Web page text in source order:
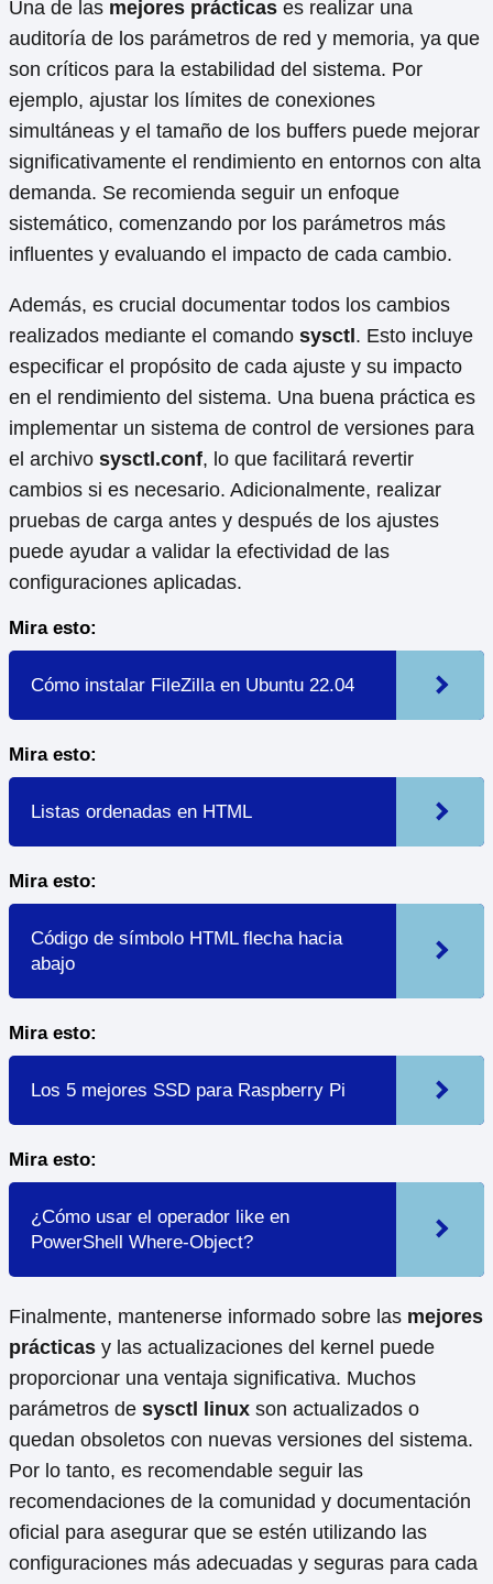
Una de las mejores prácticas es realizar una
auditoría de los parámetros de red y memoria, ya que
son críticos para la estabilidad del sistema. Por
ejemplo, ajustar los límites de conexiones
simultáneas y el tamaño de los buffers puede mejorar
significativamente el rendimiento en entornos con alta
demanda. Se recomienda seguir un enfoque
sistemático, comenzando por los parámetros más
influentes y evaluando el impacto de cada cambio.
Además, es crucial documentar todos los cambios
realizados mediante el comando sysctl. Esto incluye
especificar el propósito de cada ajuste y su impacto
en el rendimiento del sistema. Una buena práctica es
implementar un sistema de control de versiones para
el archivo sysctl.conf, lo que facilitará revertir
cambios si es necesario. Adicionalmente, realizar
pruebas de carga antes y después de los ajustes
puede ayudar a validar la efectividad de las
configuraciones aplicadas.
Mira esto:
Cómo instalar FileZilla en Ubuntu 22.04
Mira esto:
Listas ordenadas en HTML
Mira esto:
Código de símbolo HTML flecha hacia
abajo
Mira esto:
Los 5 mejores SSD para Raspberry Pi
Mira esto:
¿Cómo usar el operador like en
PowerShell Where-Object?
Finalmente, mantenerse informado sobre las mejores
prácticas y las actualizaciones del kernel puede
proporcionar una ventaja significativa. Muchos
parámetros de sysctl linux son actualizados o
quedan obsoletos con nuevas versiones del sistema.
Por lo tanto, es recomendable seguir las
recomendaciones de la comunidad y documentación
oficial para asegurar que se estén utilizando las
configuraciones más adecuadas y seguras para cada